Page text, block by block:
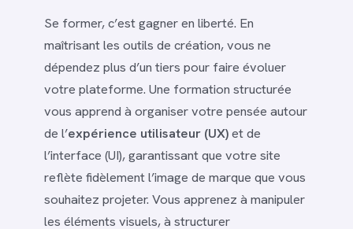
Se former, c’est gagner en liberté. En
maîtrisant les outils de création, vous ne
dépendez plus d’un tiers pour faire évoluer
votre plateforme. Une formation structurée
vous apprend à organiser votre pensée autour
de l’expérience utilisateur (UX)et de
l’interface (UI), garantissant que votre site
reflète fidèlement l’image de marque que vous
souhaitez projeter. Vous apprenez à manipuler
les éléments visuels, à structurer